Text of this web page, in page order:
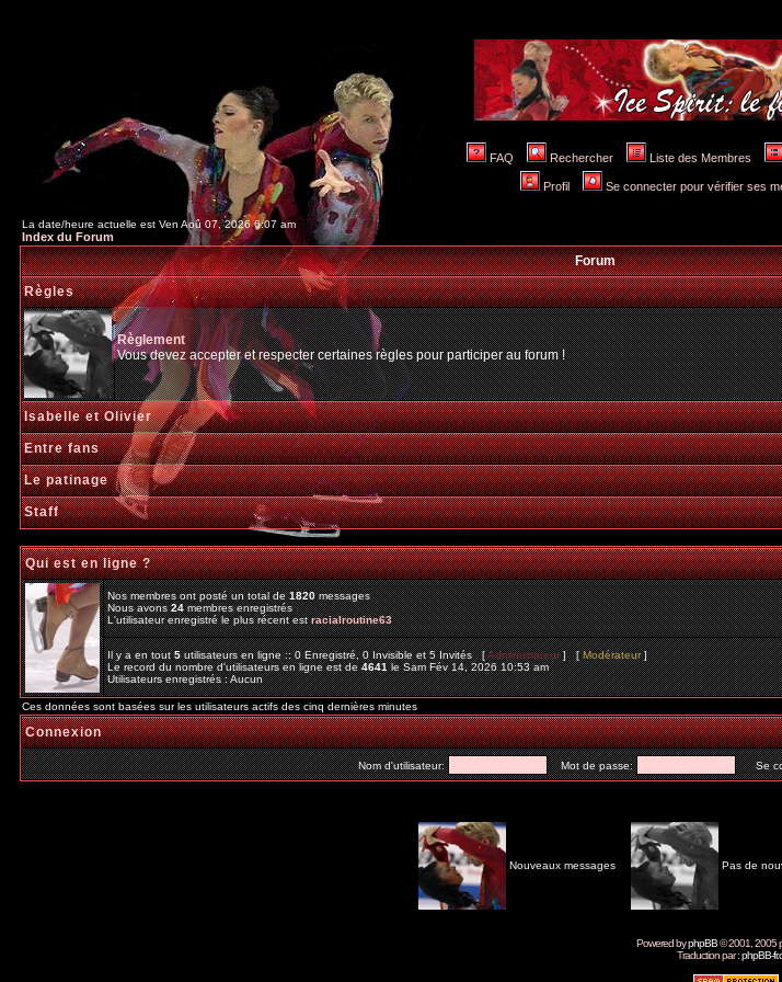
FAQ Rechercher Liste des Membres
Profil Se connecter pour vérifier ses
La date/heure actuelle est Ven Aoû 07, 2026 6:07 am
Index du Forum
Forum
Règles
Règlement
Vous devez accepter et respecter certaines règles pour participer au forum !
Isabelle et Olivier
Entre fans
Le patinage
Staff
Qui est en ligne ?
Nos membres ont posté un total de1820messages
Nous avons24membres enregistrés
L'utilisateur enregistré le plus récent estracialroutine63
Il y a en tout5utilisateurs en ligne :: 0 Enregistré, 0 Invisible et 5 Invités [Administrateur] [Modérateur]
Le record du nombre d'utilisateurs en ligne est de4641le Sam Fév 14, 2026 10:53 am
Utilisateurs enregistrés : Aucun
Ces données sont basées sur les utilisateurs actifs des cinq dernières minutes
Connexion
Nom d'utilisateur: Mot de passe: Se
Nouveaux messages Pas de
Powered byphpBB© 2001, 2005
Traduction par :phpBB-